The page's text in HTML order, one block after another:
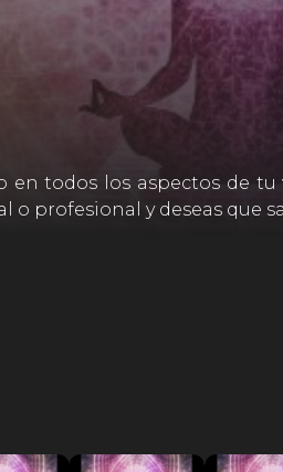
en todos los aspectos de
o profesional y deseas que